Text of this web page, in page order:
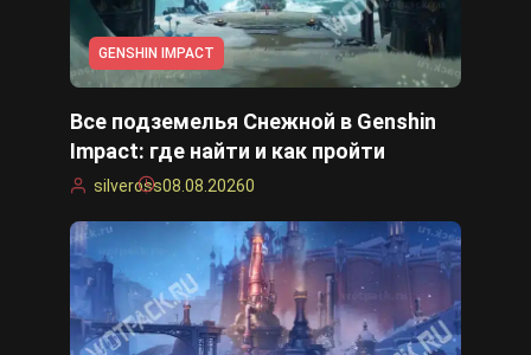
Cyberpunk 2077
Все игры
GENSHIN IMPACT
Все подземелья Снежной в Genshin
Impact: где найти и как пройти
silveross08.08.20260